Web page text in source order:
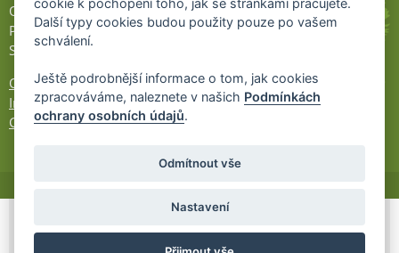
Otevřeno:
Po-Pá 9-17
So 9-11:30
Ochrana osobních údajů
Informace UKZÚZ
Cookies
© 2026 Bonsai-Shop.cz -Partnerský
cookie k pochopení toho, jak se stránkami pracujete.
Další typy cookies budou použity pouze po vašem
schválení.
Ještě podrobnější informace o tom, jak cookies
zpracováváme, naleznete v našich Podmínkách
ochrany osobních údajů.
Odmítnout vše
Nastavení